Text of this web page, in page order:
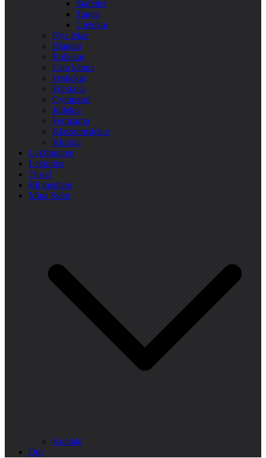
Stafetter
Tagen
Utelekar
Nya lekar
Blandat
Bollekar
Lära känna
Festlekar
Förskola
Gympasal
Jullekar
Femkamp
Klassrumslekar
Kluriga
Lekfinnaren
Lekindex
Tipsa!
Bli medlem
Mina Sidor
Kontakt
Om